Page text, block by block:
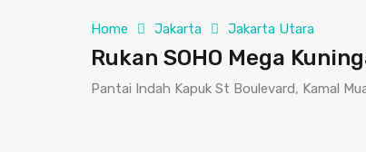
Home Jakarta Jakarta Utara
Rukan SOHO Mega
Pantai Indah Kapuk St Boulevard, Kamal